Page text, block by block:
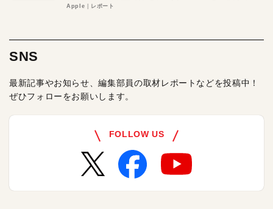
る理由とは
Apple レポート
SNS
最新記事やお知らせ、編集部員の取材レポートなどを投稿中！
ぜひフォローをお願いします。
FOLLOW US